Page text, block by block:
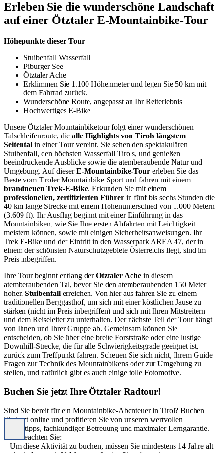
Erleben Sie die wunderschöne Landschaft
auf einer Ötztaler E-Mountainbike-Tour
Höhepunkte dieser Tour
Stuibenfall Wasserfall
Piburger See
Ötztaler Ache
Erklimmen Sie 1.100 Höhenmeter und legen Sie 50 km mit
dem Fahrrad zurück.
Wunderschöne Route, angepasst an Ihr Reiterlebnis
Hochwertiges E-Bike
Unsere Ötztaler Mountainbiketour folgt einer wunderschönen
Talschleifenroute, die alle Highlights von Tirols längstem
Seitental in einer Tour vereint. Sie sehen den spektakulären
Stuibenfall, den höchsten Wasserfall Tirols, und genießen
beeindruckende Ausblicke sowie die atemberaubende Natur und
Umgebung. Auf dieserE-Mountainbike-Tour erleben Sie das
Beste vom Tiroler Mountainbike-Sport und fahren mit einem
brandneuen Trek-E-Bike. Erkunden Sie mit einem
professionellen, zertifizierten Führer in fünf bis sechs Stunden die
40 km lange Strecke mit einem Höhenunterschied von 1.000 Metern
(3.609 ft). Ihr Ausflug beginnt mit einer Einführung in das
Mountainbiken, wie Sie Ihre ersten Abfahrten mit Leichtigkeit
meistern können, sowie mit einigen Sicherheitsanweisungen. Ihr
Trek E-Bike und der Eintritt in den Wasserpark AREA 47, der in
einem der schönsten Naturschutzgebiete Österreichs liegt, sind im
Preis inbegriffen.
Ihre Tour beginnt entlang derÖtztaler Ache in diesem
atemberaubenden Tal, bevor Sie den atemberaubenden 150 Meter
hohen Stuibenfall erreichen. Von hier aus fahren Sie zu einem
traditionellen Berggasthof, um sich mit einer köstlichen Jause zu
stärken (nicht im Preis inbegriffen) und sich mit Ihren Mitstreitern
und dem Reiseleiter zu unterhalten. Der nächste Teil der Tour hängt
von Ihnen und Ihrer Gruppe ab. Gemeinsam können Sie
entscheiden, ob Sie über eine breite Forststraße oder eine lustige
Downhill-Strecke, die für alle Schwierigkeitsgrade geeignet ist,
zurück zum Treffpunkt fahren. Scheuen Sie sich nicht, Ihrem Guide
Fragen zur Technik des Mountainbikens oder zur Umgebung zu
stellen, und natürlich gibt es auch einige tolle Fotomotive.
Buchen Sie jetzt Ihre Ötztaler Radtour!
Sind Sie bereit für ein Mountainbike-Abenteuer in Tirol? Buchen
Sie jetzt online und profitieren Sie von unseren wertvollen
Insidertipps, fachkundiger Betreuung und maximaler Lerngarantie.
Bitte beachten Sie:
– Um diese Aktivität zu buchen, müssen Sie mindestens 14 Jahre alt